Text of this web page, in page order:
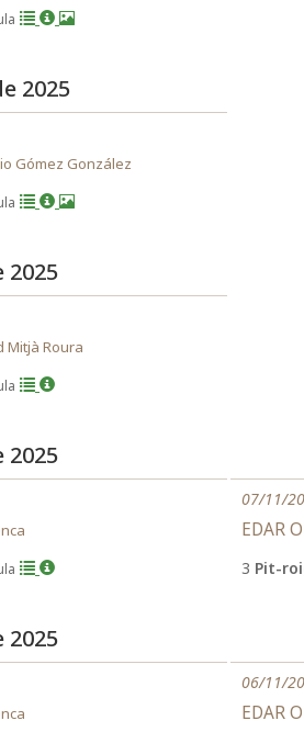
2025
Gómez González
2025
Mitjà Roura
2025
07/11/
EDAR
3 Pit-
2025
06/11/
EDAR